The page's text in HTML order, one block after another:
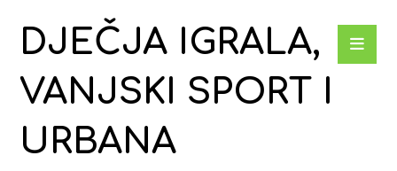
DJEČJA IGRALA,
VANJSKI SPORT I
URBANA